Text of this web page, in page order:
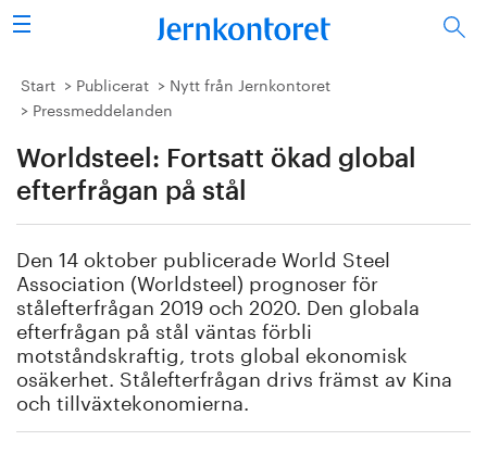
Sök
Stålindustrin
Forskning/utbildning
Energi/miljö
Vi tycker
Publicerat
Bildbank
Start Publicerat
Nytt från Jernkontoret
Pressmeddelanden
Worldsteel: Fortsatt ökad global
efterfrågan på stål
Den 14 oktober publicerade World Steel
Association (Worldsteel) prognoser för
stålefterfrågan 2019 och 2020. Den globala
efterfrågan på stål väntas förbli
motståndskraftig, trots global ekonomisk
osäkerhet. Stålefterfrågan drivs främst av Kina
och tillväxtekonomierna.